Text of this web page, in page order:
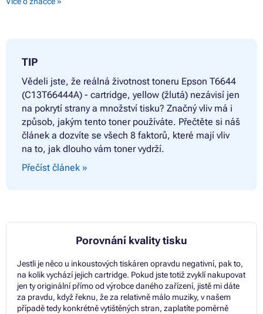
Barvy EPSON ECOTANK L655
TIP
Vědeli jste, že reálná životnost toneru Epson T6644
(C13T66444A) - cartridge, yellow (žlutá) nezávisí jen
na pokrytí strany a množství tisku? Značný vliv má i
způsob, jakým tento toner používáte. Přečtěte si náš
článek a dozvíte se všech 8 faktorů, které mají vliv
na to, jak dlouho vám toner vydrží.
Přečíst článek »
Porovnání kvality tisku
Jestli je něco u inkoustových tiskáren opravdu negativní, pak to,
na kolik vychází jejich cartridge. Pokud jste totiž zvyklí nakupovat
jen ty originální přímo od výrobce daného zařízení, jistě mi dáte
za pravdu, když řeknu, že za relativně málo muziky, v našem
případě tedy konkrétně vytištěných stran, zaplatíte poměrně